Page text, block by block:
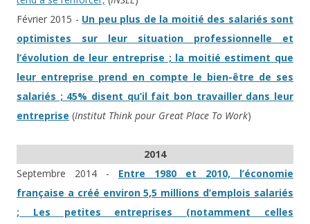
Février 2015 - Un peu plus de la moitié des salariés sont
optimistes sur leur situation professionnelle et
l’évolution de leur entreprise ; la moitié estiment que
leur entreprise prend en compte le bien-être de ses
salariés ; 45% disent qu’il fait bon travailler dans leur
entreprise (Institut Think pour Great Place To Work)
2014
Septembre 2014 - Entre 1980 et 2010, l’économie
française a créé environ 5,5 millions d’emplois salariés
; Les petites entreprises (notamment celles